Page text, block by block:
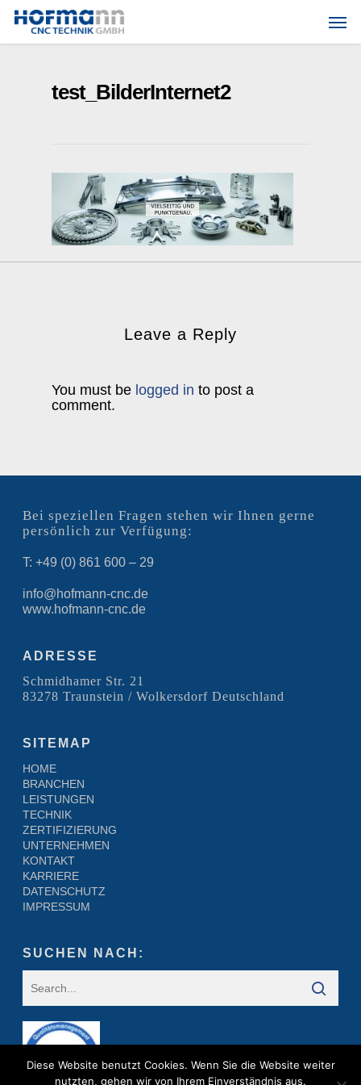
Skip
test_BilderInternet2
Leave a Reply
You must be logged in to post a
comment.
Bei speziellen Fragen stehen wir Ihnen gerne
persönlich zur Verfügung:
T: +49 (0) 861 600 – 29
info@hofmann-cnc.de
www.hofmann-cnc.de
ADRESSE
Schmidhamer Str. 21
83278 Traunstein / Wolkersdorf Deutschland
SITEMAP
HOME
BRANCHEN
LEISTUNGEN
TECHNIK
ZERTIFIZIERUNG
UNTERNEHMEN
KONTAKT
KARRIERE
DATENSCHUTZ
IMPRESSUM
SUCHEN NACH:
Diese Website benutzt Cookies. Wenn Sie die Website weiter
nutzten, gehen wir von Ihrem Einverständnis aus.